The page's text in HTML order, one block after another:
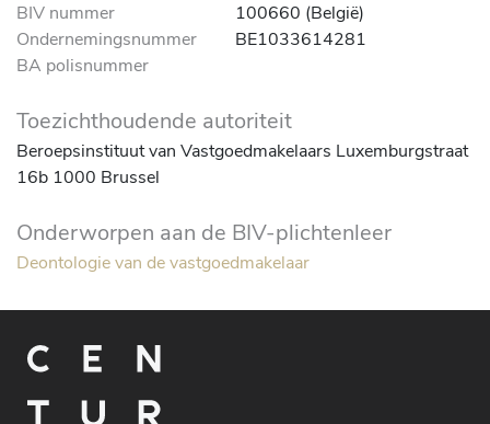
BIV nummer
100660 (België)
Ondernemingsnummer
BE1033614281
BA polisnummer
Toezichthoudende autoriteit
Beroepsinstituut van Vastgoedmakelaars Luxemburgstraat
16b 1000 Brussel
Onderworpen aan de BIV-plichtenleer
Deontologie van de vastgoedmakelaar